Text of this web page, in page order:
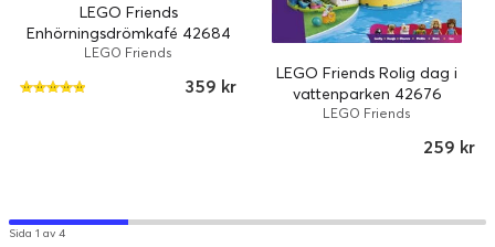
LEGO Friends
Enhörningsdrömkafé 42684
LEGO Friends
359 kr
LEGO Friends Rolig dag i
vattenparken 42676
LEGO Friends
259 kr
Sida 1 av 4